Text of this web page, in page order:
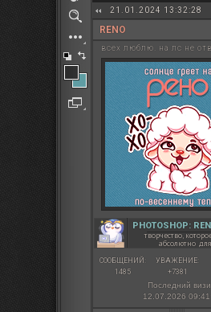
21.01.2024 13:32:28
RENO
всех люблю. на лс не
PHOTOSHOP:
творчество,
абсолютно
СООБЩЕНИЙ:
1485
УВАЖЕНИЕ:
+7381
Последний
12.07.2026